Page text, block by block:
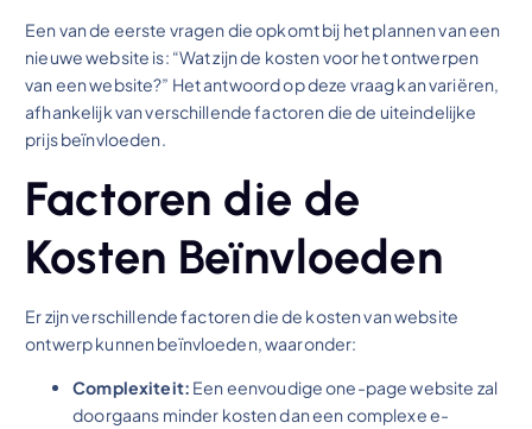
Een van de eerste vragen die opkomt bij het plannen van een
nieuwe website is: “Wat zijn de kosten voor het ontwerpen
van een website?” Het antwoord op deze vraag kan variëren,
afhankelijk van verschillende factoren die de uiteindelijke
prijs beïnvloeden.
Factoren die de
Kosten Beïnvloeden
Er zijn verschillende factoren die de kosten van website
ontwerp kunnen beïnvloeden, waaronder:
Complexiteit: Een eenvoudige one-page website zal
doorgaans minder kosten dan een complexe e-